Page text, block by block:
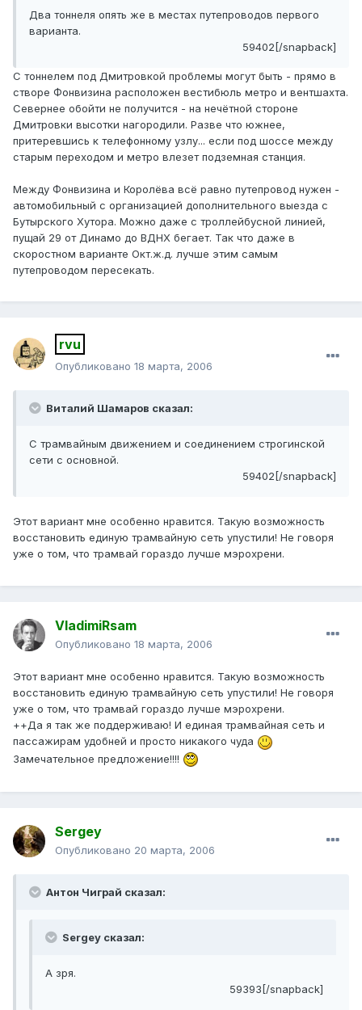
Два тоннеля опять же в местах путепроводов первого
варианта.
59402[/snapback]
С тоннелем под Дмитровкой проблемы могут быть - прямо в
створе Фонвизина расположен вестибюль метро и вентшахта.
Севернее обойти не получится - на нечётной стороне
Дмитровки высотки нагородили. Разве что южнее,
притеревшись к телефонному узлу... если под шоссе между
старым переходом и метро влезет подземная станция.
Между Фонвизина и Королёва всё равно путепровод нужен -
автомобильный с организацией дополнительного выезда с
Бутырского Хутора. Можно даже с троллейбусной линией,
пущай 29 от Динамо до ВДНХ бегает. Так что даже в
скоростном варианте Окт.ж.д. лучше этим самым
путепроводом пересекать.
rvu
Опубликовано 18 марта, 2006
Виталий Шамаров сказал:
С трамвайным движением и соединением строгинской
сети с основной.
59402[/snapback]
Этот вариант мне особенно нравится. Такую возможность
восстановить единую трамвайную сеть упустили! Не говоря
уже о том, что трамвай гораздо лучше мэрохрени.
VladimiRsam
Опубликовано 18 марта, 2006
Этот вариант мне особенно нравится. Такую возможность
восстановить единую трамвайную сеть упустили! Не говоря
уже о том, что трамвай гораздо лучше мэрохрени.
++Да я так же поддерживаю! И единая трамвайная сеть и
пассажирам удобней и просто никакого чуда
Замечательное предложение!!!!
Sergey
Опубликовано 20 марта, 2006
Антон Чиграй сказал:
Sergey сказал:
А зря.
59393[/snapback]